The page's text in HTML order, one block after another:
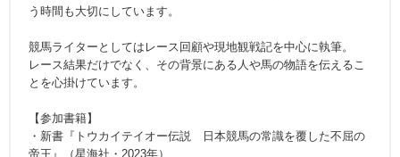
う時間も大切にしています。
競馬ライターとしてはレース回顧や現地観戦記を中心に執筆。
レース結果だけでなく、その背景にある人や馬の物語を伝えるこ
とを心掛けています。
【参加書籍】
・新書『トウカイテイオー伝説 日本競馬の常識を覆した不屈の
帝王』（星海社・2023年）